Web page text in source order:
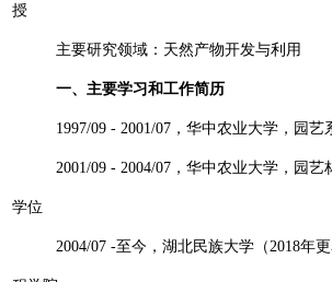
授
主要研究领域：天然产物开发与利用
一、主要学习和工作简历
1997/09 - 2001/07 ，华中农业大学，园
2001/09 - 2004/07 ，华中农业大学，园
学位
2004/07 -至今，湖北民族大学（ 2018年